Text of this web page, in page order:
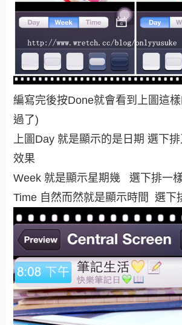
編寫完後按Done就會看到上圖這
過了)
上圖Day 就是顯示的是日期 選下
效果
Week 就是顯示星期幾 選下排一
Time 自然而然就是顯示時間 選下